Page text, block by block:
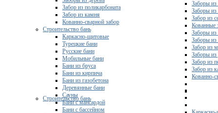
Заборы из
Заборы из
Забор из
Кованные
Заборы из
Заборы из
Забор из
Заборы из
Забор из
Забор из
Кованно-
Строительство бань
Забор из поликарбоната
Забор из камня
Кованно-сварной забор
Строительство бань
Каркасно-щитовые
Турецкие бани
Русские бани
Мобильные бани
Бани из бруса
Бани из кирпича
Бани из газобетона
Деревянные бани
Сауны
Бани с мансардой
Бани с бассейном